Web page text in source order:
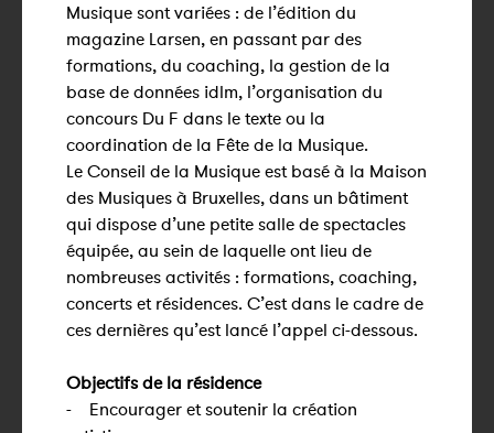
Musique sont variées : de l’édition du
magazine Larsen, en passant par des
formations, du coaching, la gestion de la
base de données idlm, l’organisation du
concours Du F dans le texte ou la
coordination de la Fête de la Musique.
Le Conseil de la Musique est basé à la Maison
des Musiques à Bruxelles, dans un bâtiment
qui dispose d’une petite salle de spectacles
équipée, au sein de laquelle ont lieu de
nombreuses activités : formations, coaching,
concerts et résidences. C’est dans le cadre de
ces dernières qu’est lancé l’appel ci-dessous.
Objectifs de la résidence
- Encourager et soutenir la création